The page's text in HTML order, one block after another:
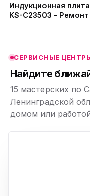
Индукционная
KS-C23503 -
СЕРВИСНЫЕ
Найдите
15 мастерских по
Ленинградской
домом или
ю